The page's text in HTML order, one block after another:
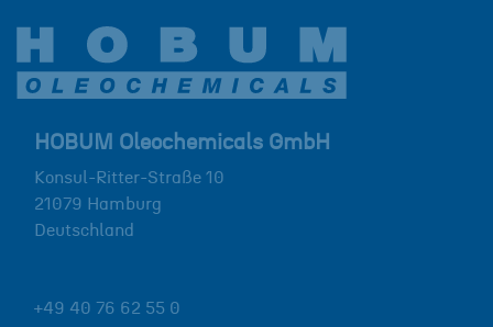
HOBUM Oleochemicals GmbH
Konsul-Ritter-Straße 10
21079 Hamburg
Deutschland
+49 40 76 62 55 0